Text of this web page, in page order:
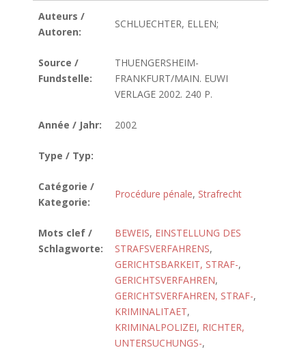
Auteurs /
Autoren:
SCHLUECHTER, ELLEN;
Source /
Fundstelle:
THUENGERSHEIM-
FRANKFURT/MAIN. EUWI
VERLAGE 2002. 240 P.
Année / Jahr: 2002
Type / Typ:
Catégorie /
Kategorie:
Procédure pénale, Strafrecht
Mots clef /
Schlagworte:
BEWEIS, EINSTELLUNG DES
STRAFSVERFAHRENS,
GERICHTSBARKEIT, STRAF-,
GERICHTSVERFAHREN,
GERICHTSVERFAHREN, STRAF-,
KRIMINALITAET,
KRIMINALPOLIZEI, RICHTER,
UNTERSUCHUNGS-,